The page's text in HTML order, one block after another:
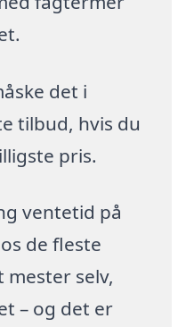
det i
tilbud, hvis du
pris.
ventetid på
de fleste
selv,
– og det er